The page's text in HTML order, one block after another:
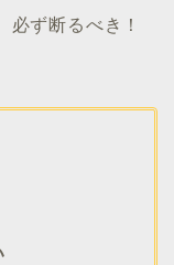
ず断るべき！